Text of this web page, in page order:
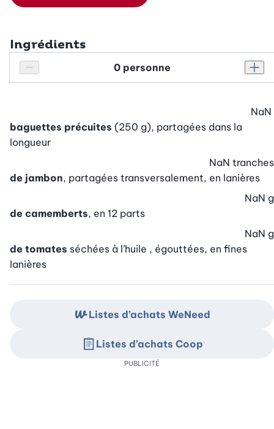
Ingrédients
Réduire le nombre de personnes
Personnes
baguettes précuites (250 g), partagées dans la
longueur
NaN
de jambon, partagées transversalement, en lanières
NaN tranches
de camemberts, en 12 parts
NaN g
de tomates séchées à l’huile , égouttées, en fines
lanières
NaN g
Listes d’achats WeNeed
Listes d’achats Coop
PUBLICITÉ